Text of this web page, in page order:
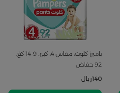
بامبرز كلوت، مقاس 4، كبير، 9-14 كغ،
92 حفاض
140ريال